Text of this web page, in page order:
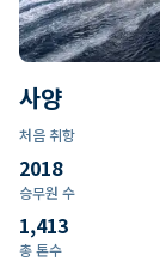
사양
처음 취항
2018
승무원 수
1,413
총 톤수